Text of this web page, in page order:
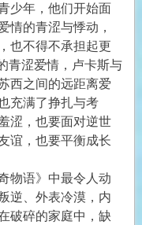
少年，他们开始面
情的青涩与悸动，
也不得不承担起更
青涩爱情，卢卡斯与
西之间的远距离爱
充满了挣扎与考
涩，也要面对逆世
谊，也要平衡成长
物语》中最令人动
逆、外表冷漠，内
破碎的家庭中，缺